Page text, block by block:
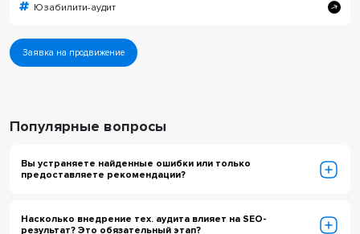
Юзабилити-аудит
Заявка на продвижение
Популярные вопросы
Вы устраняете найденные ошибки или только
предоставляете рекомендации?
Насколько внедрение тех. аудита влияет на SEO-
результат? Это обязательный этап?